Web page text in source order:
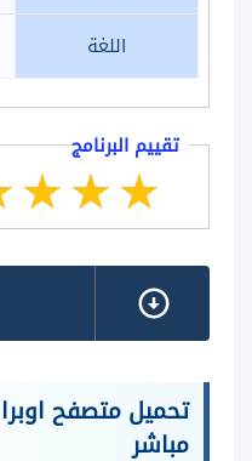
اللغة
تقييم البرنامج
تحميل متصفح
مباشر